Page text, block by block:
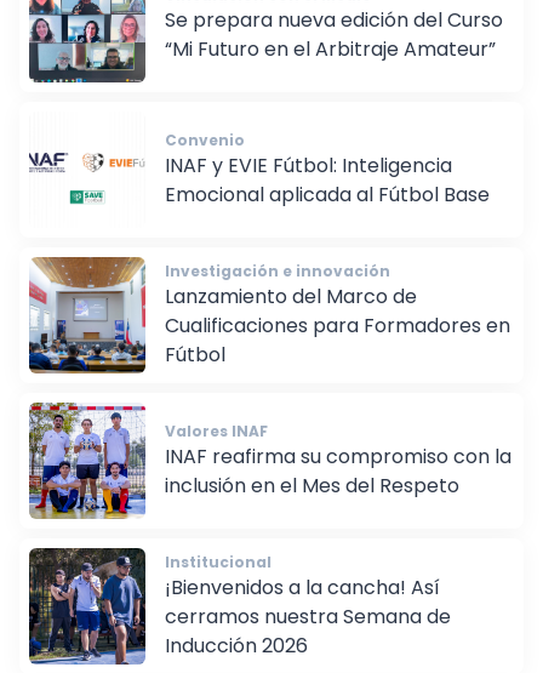
Vinculación con el Medio
Se prepara nueva edición del Curso
“Mi Futuro en el Arbitraje Amateur”
Convenio
INAF y EVIE Fútbol: Inteligencia
Emocional aplicada al Fútbol Base
Investigación e innovación
Lanzamiento del Marco de
Cualificaciones para Formadores en
Valores INAF
INAF reafirma su compromiso con la
inclusión en el Mes del Respeto
Institucional
¡Bienvenidos a la cancha! Así
cerramos nuestra Semana de